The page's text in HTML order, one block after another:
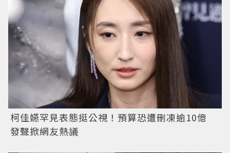
柯佳嬿罕見表態挺公視！預算恐遭刪凍逾10億
發聲掀網友熱議